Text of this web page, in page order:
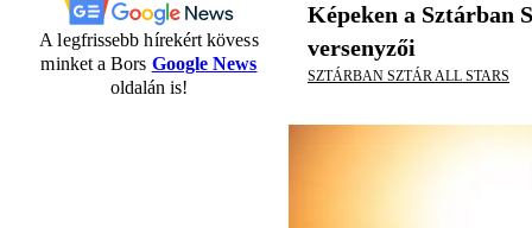
A legfrissebb hírekért kövess
minket a Bors Google News
oldalán is!
Képeken a Sztárban
versenyzői
SZTÁRBAN SZTÁR ALL STARS